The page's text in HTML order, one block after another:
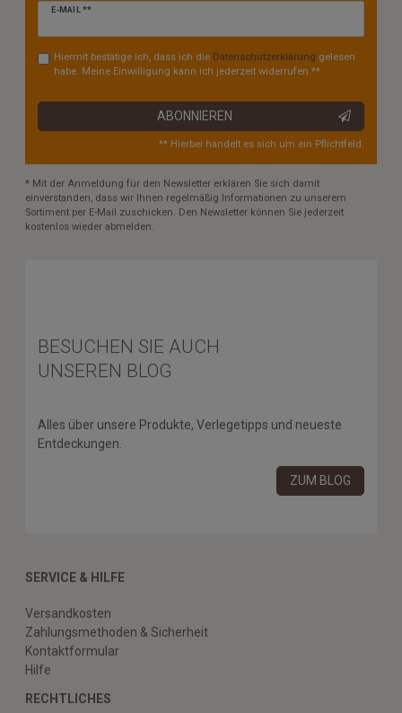
E-MAIL **
Newsletter
Hiermit bestätige ich, dass ich die Daten­schutz­erklärung gelesen
habe. Meine Einwilligung kann ich jederzeit widerrufen.**
ABONNIEREN
** Hierbei handelt es sich um ein Pflichtfeld.
* Mit der Anmeldung für den Newsletter erklären Sie sich damit
einverstanden, dass wir Ihnen regelmäßig Informationen zu unserem
Sortiment per E-Mail zuschicken. Den Newsletter können Sie jederzeit
kostenlos wieder abmelden.
BESUCHEN SIE AUCH
UNSEREN BLOG
Alles über unsere Produkte, Verlegetipps und neueste
Entdeckungen.
ZUM BLOG
SERVICE & HILFE
Versandkosten
Zahlungsmethoden & Sicherheit
Kontaktformular
Hilfe
RECHTLICHES